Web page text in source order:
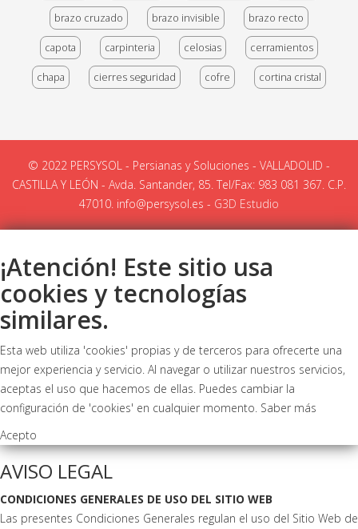
brazo cruzado brazo invisible brazo recto
capota carpinteria celosias cerramientos
chapa cierres seguridad cofre cortina cristal
© 2022 PERSYSOL - Persianas y Soluciones - VALLADOLID -
CASTILLA Y LEÓN - Avda. Santander, 85. Tel/Fax: 983 081 367. C.P.
47010. info@persysol.es - G3D Estudio
¡Atención! Este sitio usa
cookies y tecnologías
similares.
Esta web utiliza 'cookies' propias y de terceros para ofrecerte una
mejor experiencia y servicio. Al navegar o utilizar nuestros servicios,
aceptas el uso que hacemos de ellas. Puedes cambiar la
configuración de 'cookies' en cualquier momento. Saber más
Acepto
AVISO LEGAL
CONDICIONES GENERALES DE USO DEL SITIO WEB
Las presentes Condiciones Generales regulan el uso del Sitio Web de